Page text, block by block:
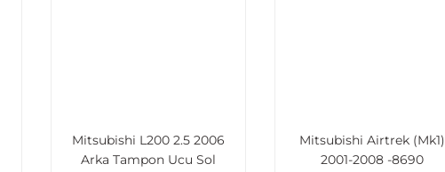
Mitsubishi L200 2.5 2006
Arka Tampon Ucu Sol
Mitsubishi Airtrek (Mk1)
2001-2008 -8690